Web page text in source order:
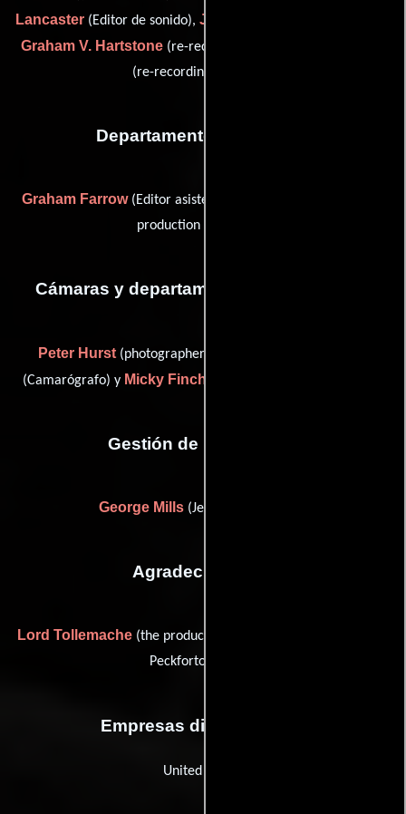
Lancaster (Editor de sonido), Jim Shields
Graham V. Hartstone (re-recording mixer (u)) y
(re-recording mixer (u))
Departamento de editorial
Graham Farrow(Editor asistente) y
production consultant)
Cámaras y departamento de electricidad
Peter Hurst(photographer: second unit),
(Camarógrafo) y Micky Finch
Gestión de producción
George Mills (Jefe de producción)
Agradecimientos
Lord Tollemache(the producers wish to thank: for the use of
Peckforton Castle)
Empresas distribuidoras
United Artists